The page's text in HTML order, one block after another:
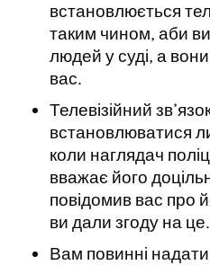
встановлюється
таким чином, аби
людей у суді, а
вас.
Телевізійний
встановлюватися
коли наглядач
вважає його
повідомив вас про
ви дали згоду на це.
Вам повинні надати